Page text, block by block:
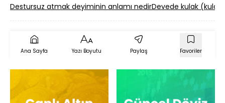
Destursuz atmak deyiminin anlamı nedirDevede kulak
Ana Sayfa Yazı Boyutu Paylaş Favoriler